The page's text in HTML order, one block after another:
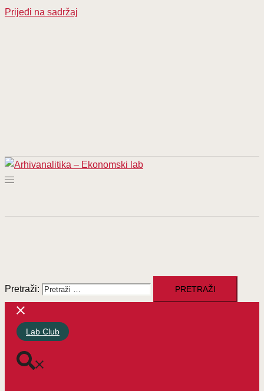
Prijeđi na sadržaj
Pretraži:
Lab Club